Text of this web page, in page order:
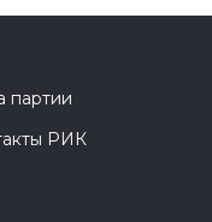
партии
РИК